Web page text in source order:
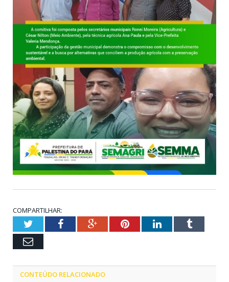
COMPARTILHAR:
TwitterFacebookGoogle+PinterestLinkedInTumblr
Email
CONTEÚDO RELACIONADO